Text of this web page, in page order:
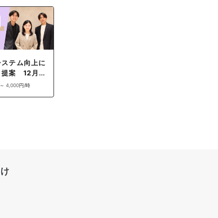
ステム向上に
提案 12月
4,000円/時